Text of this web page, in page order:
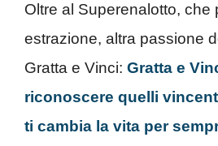
Oltre al Superenalotto, che
estrazione, altra passione
Gratta e Vinci: Gratta e
riconoscere quelli
ti cambia la vita per